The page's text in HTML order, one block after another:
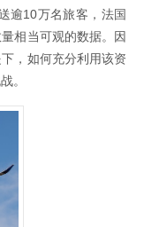
逾10万名旅客，法国
相当可观的数据。因
，如何充分利用该资
。